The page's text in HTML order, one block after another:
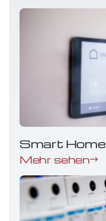
Smart Home
Mehr sehen